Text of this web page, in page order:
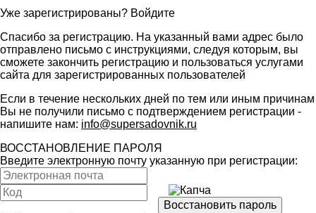
Уже зарегистрированы? Войдите
Спасибо за регистрацию. На указанный вами адрес было
отправлено письмо с инструкциями, следуя которым, вы
сможете закончить регистрацию и пользоваться услугами
сайта для зарегистрированных пользователей
Если в течение нескольких дней по тем или иным причинам
Вы не получили письмо с подтверждением регистрации -
напишите нам: info@supersadovnik.ru
ВОССТАНОВЛЕНИЕ ПАРОЛЯ
Введите электронную почту указанную при регистрации: